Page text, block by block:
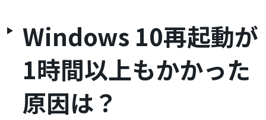
Windows 10再起動が
1時間以上もかかった
原因は？